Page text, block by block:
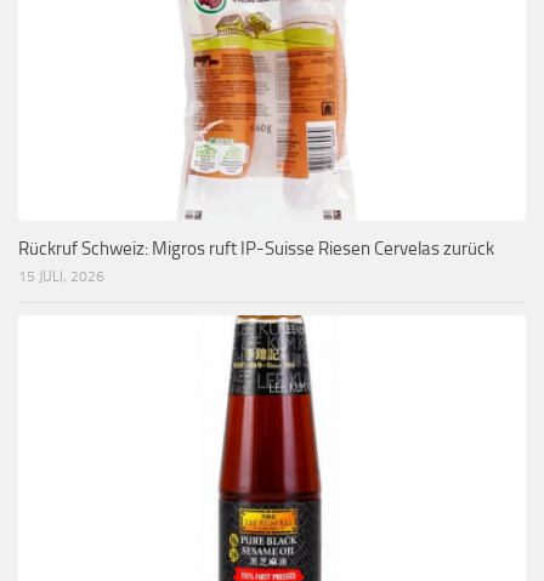
Rückruf Schweiz: Migros ruft IP-Suisse Riesen Cervelas zurück
15 JULI, 2026